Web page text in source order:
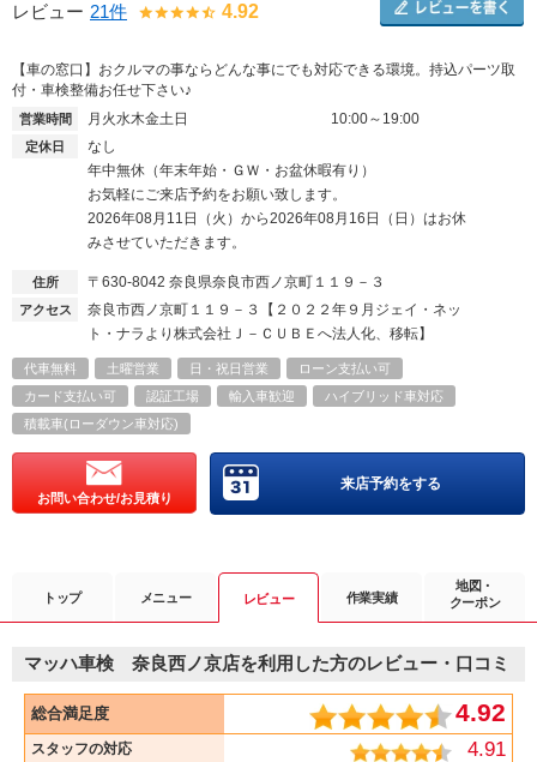
レビュー 21件 4.92
【車の窓口】おクルマの事ならどんな事にでも対応できる環境。持込パーツ取
付・車検整備お任せ下さい♪
営業時間 月火水木金土日 10:00～19:00
定休日
なし
年中無休（年末年始・ＧＷ・お盆休暇有り）
お気軽にご来店予約をお願い致します。
2026年08月11日（火）から2026年08月16日（日）はお休
みさせていただきます。
住所 〒630-8042 奈良県奈良市西ノ京町１１９－３
アクセス
奈良市西ノ京町１１９－３【２０２２年９月ジェイ・ネッ
ト・ナラより株式会社Ｊ－ＣＵＢＥへ法人化、移転】
代車無料 土曜営業 日・祝日営業
ローン支払い可
カード支払い可
認証工場 輸入車歓迎
ハイブリッド車対応
積載車(ローダウン車対応)
お問い合わせ/お見積り
来店予約をする
トップ メニュー レビュー 作業実績
地図・
クーポン
マッハ車検 奈良西ノ京店を利用した方のレビュー・口コミ
総合満足度 4.92
スタッフの対応 4.91